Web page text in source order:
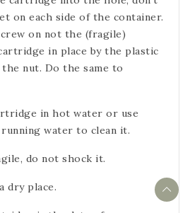
on each side of the container.
on not the (fragile)
in place by the plastic
nut. Do the same to
in hot water or use
water to clean it.
do not shock it.
dry place.